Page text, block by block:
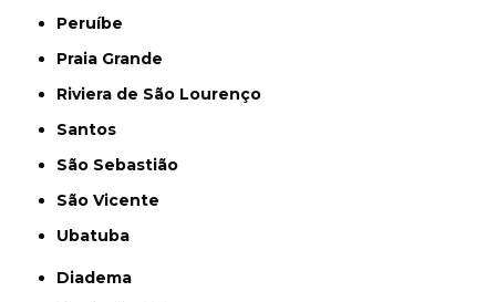
Peruíbe
Praia Grande
Riviera de São Lourenço
Santos
São Sebastião
São Vicente
Ubatuba
Diadema